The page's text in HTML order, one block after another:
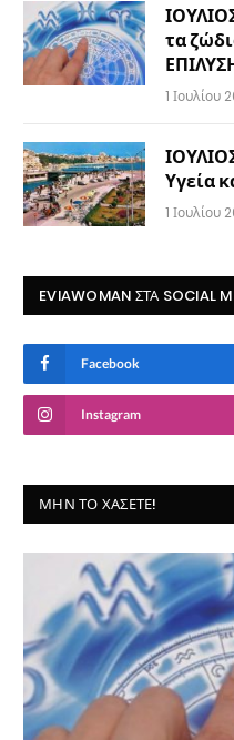
τα
1 Ιουλίου
Υγεία
1 Ιουλίου
EVIAWOMAN ΣΤΑ SOCIAL
Facebook
Instagram
ΜΗΝ ΤΟ ΧΆΣΕΤΕ!